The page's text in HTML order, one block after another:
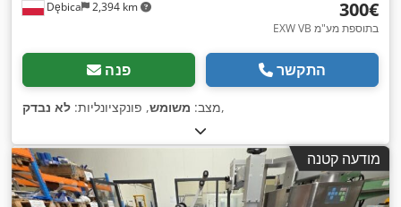
Dębica 2,394 km ‏300 ‏€
EXW VB בתוספת מע"מ
פנה התקשר
מצב: משומש, פונקציונליות: לא נבדק ,
מודעה קטנה